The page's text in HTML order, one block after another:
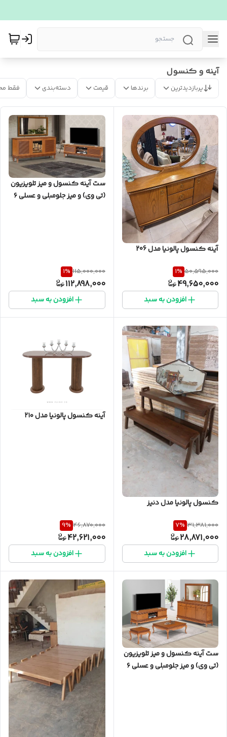
آینه و کنسول
پربازدیدترین برندها قیمت دسته‌بندی فقط
آینه کنسول پالونیا مدل 206
50,595,000
1%
49,650,000
افزودن به سبد
ست آینه کنسول و میز تلویزیون
(تی وی) و میز جلومبلی و عسلی ۶
115,000,000
1%
112,898,000
افزودن به سبد
کنسول پالونیا مدل دنیز
31,381,000
7%
28,871,000
افزودن به سبد
آینه کنسول پالونیا مدل ۲۱۰
46,870,000
9%
42,621,000
افزودن به سبد
ست آینه کنسول و میز تلویزیون
(تی وی) و میز جلومبلی و عسلی ۶